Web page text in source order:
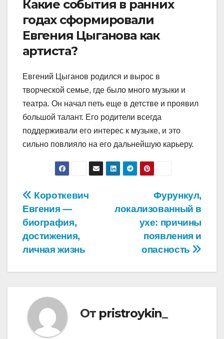
Какие события в ранних
годах сформировали
Евгения Цыганова как
артиста?
Евгений Цыганов родился и вырос в
творческой семье, где было много музыки и
театра. Он начал петь еще в детстве и проявил
большой талант. Его родители всегда
поддерживали его интерес к музыке, и это
сильно повлияло на его дальнейшую карьеру.
Навигация
по
записям
Фурункул,
локализованный в
ухе: причины
появления и
опасность
Короткевич
Евгения —
биография,
достижения,
личная жизнь
От pristroykin_